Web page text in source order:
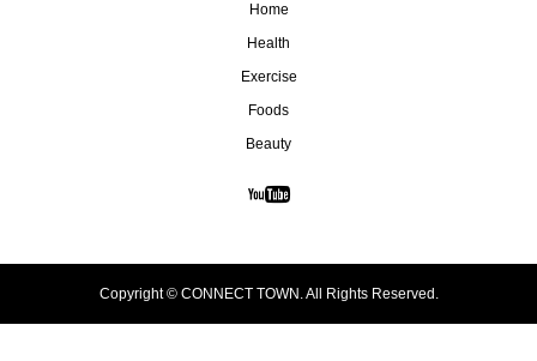
Home
Health
Exercise
Foods
Beauty
Copyright ©CONNECT TOWN. All Rights Reserved.